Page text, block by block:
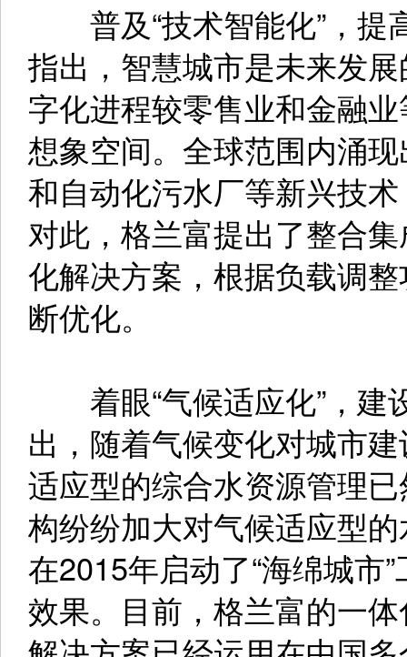
普及“技术智能化”，提
指出，智慧城市是未来发
字化进程较零售业和金融
想象空间。全球范围内涌
和自动化污水厂等新兴技
对此，格兰富提出了整合
化解决方案，根据负载调
断优化。
着眼“气候适应化”，建
出，随着气候变化对城市
适应型的综合水资源管理
构纷纷加大对气候适应型
在2015年启动了“海绵城市
效果。目前，格兰富的一